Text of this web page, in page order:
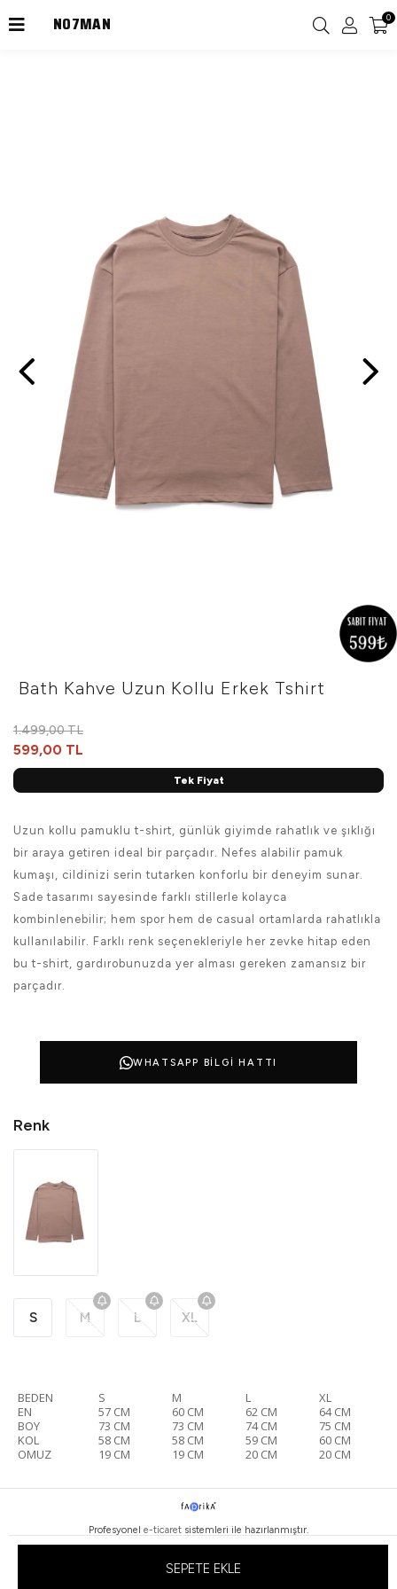
NO7MAN 0
Bath Kahve Uzun Kollu Erkek Tshirt
1.499,00 TL
599,00 TL
Tek Fiyat
Uzun kollu pamuklu t-shirt, günlük giyimde rahatlık ve şıklığı
bir araya getiren ideal bir parçadır. Nefes alabilir pamuk
kumaşı, cildinizi serin tutarken konforlu bir deneyim sunar.
Sade tasarımı sayesinde farklı stillerle kolayca
kombinlenebilir; hem spor hem de casual ortamlarda rahatlıkla
kullanılabilir. Farklı renk seçenekleriyle her zevke hitap eden
bu t-shirt, gardırobunuzda yer alması gereken zamansız bir
parçadır.
WHATSAPP BILGI HATTI
Renk
S M L XL
SEPETE EKLE
BEDEN S M L
XL
EN
57 CM 60 CM 62 CM
64 CM
BOY
73 CM 73 CM 74 CM
75 CM
KOL
58 CM 58 CM 59 CM
60 CM
OMUZ
19 CM 19 CM 20 CM 20 CM
Profesyonel e-ticaret sistemleri ile hazırlanmıştır.